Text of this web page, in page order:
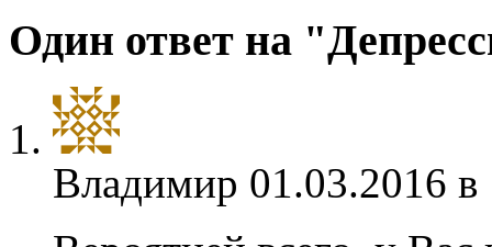
Один ответ на
Владимир 01.03.2016